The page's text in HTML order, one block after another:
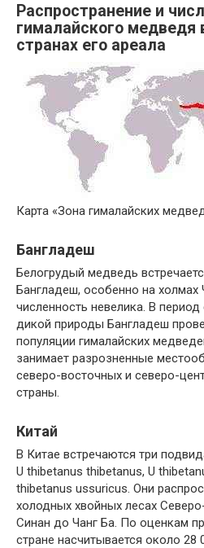
Распространение и
гималайского медведя
странах его ареала
Карта «Зона гималайских
Бангладеш
Белогрудый медведь
Бангладеш, особенно на холмах
численность невелика. В
дикой природы Бангладеш
популяции гималайских
занимает разрозненные
северо-восточных и северо-
страны.
Китай
В Китае встречаются три
U thibetanus thibetanus, U
thibetanus ussuricus. Они
холодных хвойных лесах
Синан до Чанг Ба. По оценкам
стране насчитывается около 28